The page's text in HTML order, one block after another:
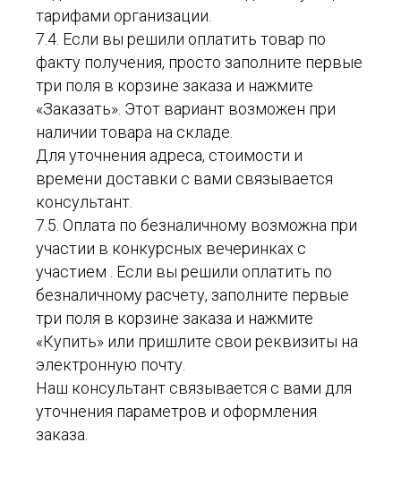
тарифами организации.
7.4. Если вы решили оплатить товар по
факту получения, просто заполните первые
три поля в корзине заказа и нажмите
«Заказать». Этот вариант возможен при
наличии товара на складе.
Для уточнения адреса, стоимости и
времени доставки с вами связывается
консультант.
7.5. Оплата по безналичному возможна при
участии в конкурсных вечеринках с
участием . Если вы решили оплатить по
безналичному расчету, заполните первые
три поля в корзине заказа и нажмите
«Купить» или пришлите свои реквизиты на
электронную почту.
Наш консультант связывается с вами для
уточнения параметров и оформления
заказа.